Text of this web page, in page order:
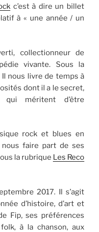
c’est à dire un billet
à « une année / un
collectionneur de
vivante. Sous la
Il nous livre de temps à
dont il a le secret,
qui méritent d’être
rock et blues en
faire part de ses
la rubrique Les Reco
2017. Il s’agit
d’histoire, d’art et
Fip, ses préférences
à la chanson, aux